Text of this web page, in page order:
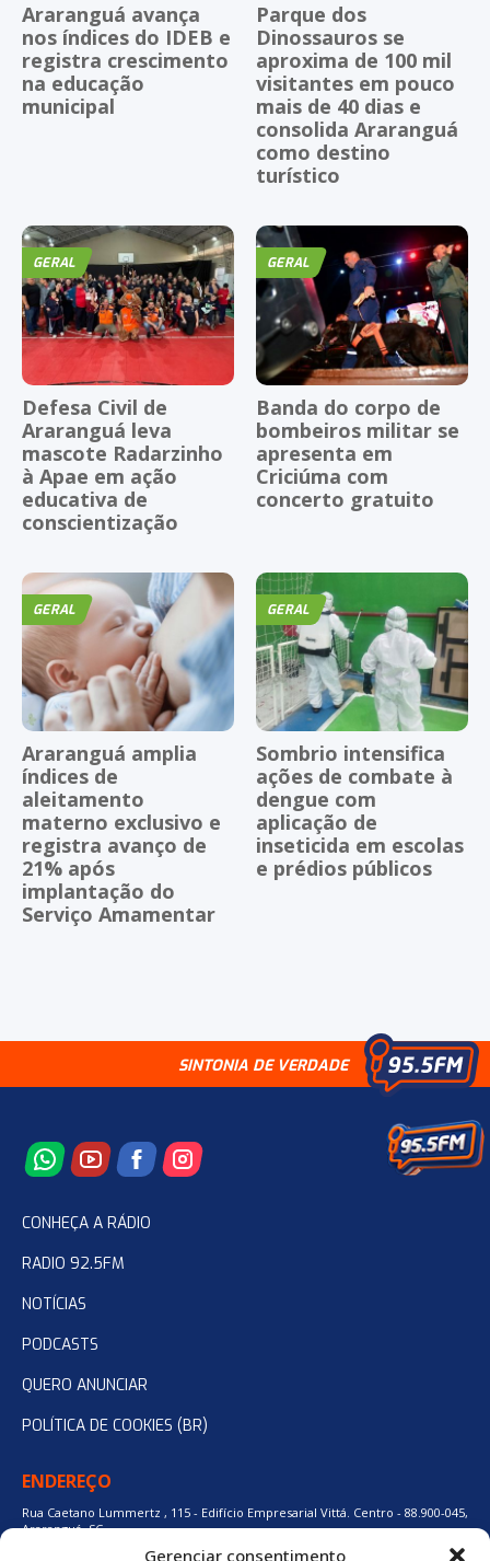
Gerenciar consentimento
Araranguá avança
nos índices do IDEB e
registra crescimento
na educação
municipal
Parque dos
Dinossauros se
aproxima de 100 mil
visitantes em pouco
mais de 40 dias e
consolida Araranguá
como destino
turístico
GERAL
Defesa Civil de
Araranguá leva
mascote Radarzinho
à Apae em ação
educativa de
conscientização
GERAL
Banda do corpo de
bombeiros militar se
apresenta em
Criciúma com
concerto gratuito
GERAL
Araranguá amplia
índices de
aleitamento
materno exclusivo e
registra avanço de
21% após
implantação do
Serviço Amamentar
GERAL
Sombrio intensifica
ações de combate à
dengue com
aplicação de
inseticida em escolas
e prédios públicos
SINTONIA DE VERDADE
CONHEÇA A RÁDIO
RADIO 92.5FM
NOTÍCIAS
PODCASTS
QUERO ANUNCIAR
POLÍTICA DE COOKIES (BR)
ENDEREÇO
Rua Caetano Lummertz , 115 - Edifício Empresarial Vittá. Centro - 88.900-045,
Araranguá, SC.